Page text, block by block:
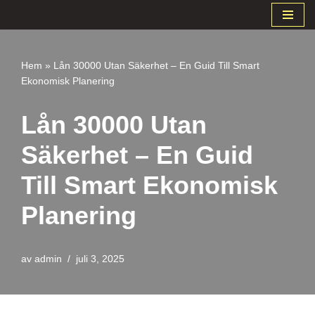
innehåll
Hem » Lån 30000 Utan Säkerhet – En Guid Till Smart
Ekonomisk Planering
Lån 30000 Utan
Säkerhet – En Guid
Till Smart Ekonomisk
Planering
av admin juli 3, 2025